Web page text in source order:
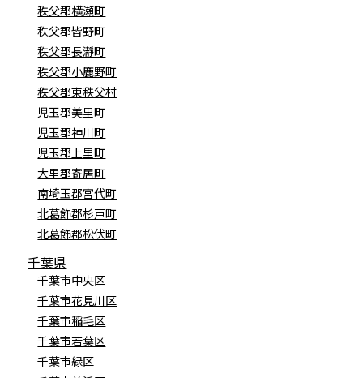
秩父郡横瀬町
秩父郡皆野町
秩父郡長瀞町
秩父郡小鹿野町
秩父郡東秩父村
児玉郡美里町
児玉郡神川町
児玉郡上里町
大里郡寄居町
南埼玉郡宮代町
北葛飾郡杉戸町
北葛飾郡松伏町
千葉県
千葉市中央区
千葉市花見川区
千葉市稲毛区
千葉市若葉区
千葉市緑区